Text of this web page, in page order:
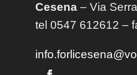
Cesena– Via
tel 0547 612612 –